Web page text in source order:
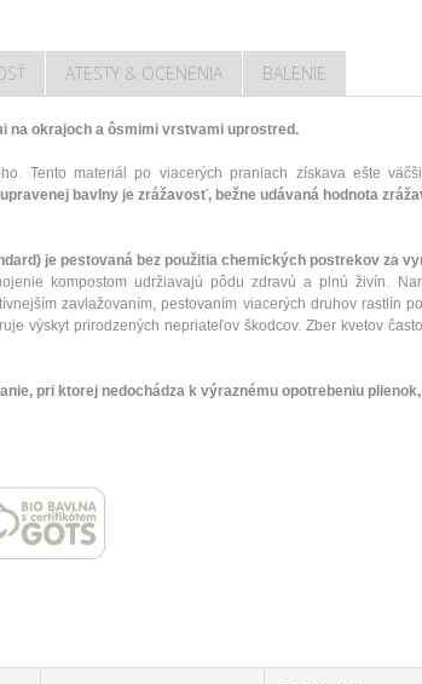
ATESTY & OCENENIA BALENIE
na okrajoch a ôsmimi vrstvami uprostred.
Tento materiál po viacerých praniach získava ešte
bavlny je zrážavosť, bežne udávaná hodnota
je pestovaná bez použitia chemických postrekov za
kompostom udržiavajú pôdu zdravú a plnú živín.
zavlažovaním, pestovaním viacerých druhov rastlín
výskyt prirodzených nepriateľov škodcov. Zber kvetov
pri ktorej nedochádza k výraznému opotrebeniu